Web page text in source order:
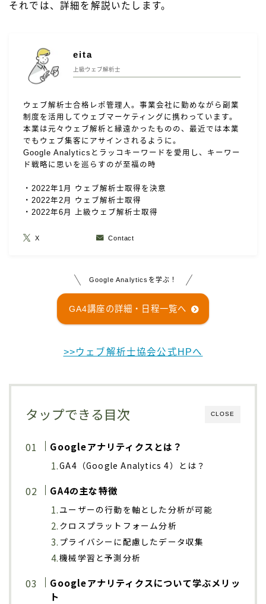
それでは、詳細を解説いたします。
eita
上級ウェブ解析士
ウェブ解析士合格レポ管理人。事業会社に勤めながら副業
制度を活用してウェブマーケティングに携わっています。
本業は元々ウェブ解析と縁遠かったものの、最近では本業
でもウェブ集客にアサインされるように。
Google Analyticsとラッコキーワードを愛用し、キーワー
ド戦略に思いを巡らすのが至福の時
・2022年1月 ウェブ解析士取得を決意
・2022年2月 ウェブ解析士取得
・2022年6月 上級ウェブ解析士取得
X Contact
Google Analyticsを学ぶ！
GA4講座の詳細・日程一覧へ
>>ウェブ解析士協会公式HPへ
CLOSE
タップできる目次
Googleアナリティクスとは？
GA4（Google Analytics 4）とは？
GA4の主な特徴
ユーザーの行動を軸とした分析が可能
クロスプラットフォーム分析
プライバシーに配慮したデータ収集
機械学習と予測分析
Googleアナリティクスについて学ぶメリッ
ト